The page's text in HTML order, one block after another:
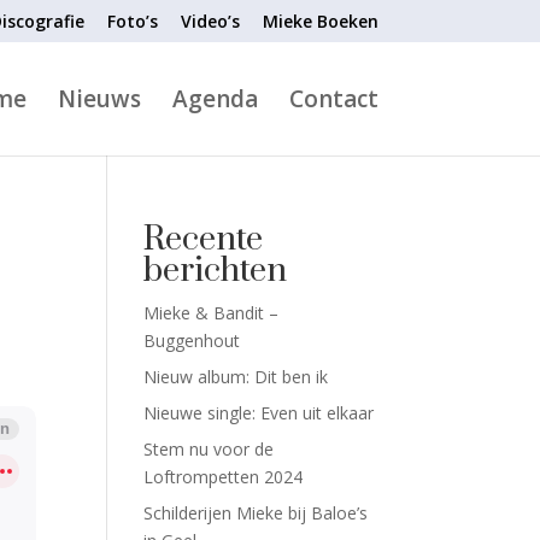
Foto’s Video’s Mieke Boeken
Nieuws Agenda Contact
Recente
berichten
Mieke & Bandit –
Buggenhout
Nieuw album: Dit ben ik
Nieuwe single: Even uit elkaar
Stem nu voor de
Loftrompetten 2024
Schilderijen Mieke bij Baloe’s